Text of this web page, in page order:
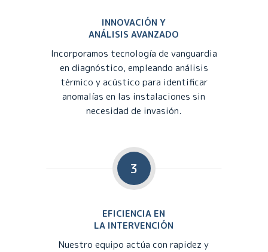
INNOVACIÓN Y
ANÁLISIS AVANZADO
Incorporamos tecnología de vanguardia
en diagnóstico, empleando análisis
térmico y acústico para identificar
anomalías en las instalaciones sin
necesidad de invasión.
3
EFICIENCIA EN
LA INTERVENCIÓN
Nuestro equipo actúa con rapidez y